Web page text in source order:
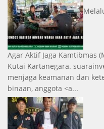
Agar Aktif Jaga Kamtibmas
Kutai Kartanegara.
menjaga keamanan dan
binaan, anggota <a...